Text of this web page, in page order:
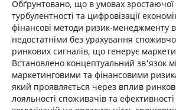
Обґрунтовано, що в умовах зростаючої
турбулентності та цифровізації
фінансові методи ризик-менеджменту
недостатніми без урахування
ринкових сигналів, що генерує
Встановлено концептуальний зв'язок
маркетинговими та фінансовими
який проявляється через вплив
лояльності споживачів та